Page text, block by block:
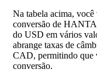
Na tabela acima,
conversão de
do USD em vários
abrange taxas de
CAD, permitindo que
conversão.